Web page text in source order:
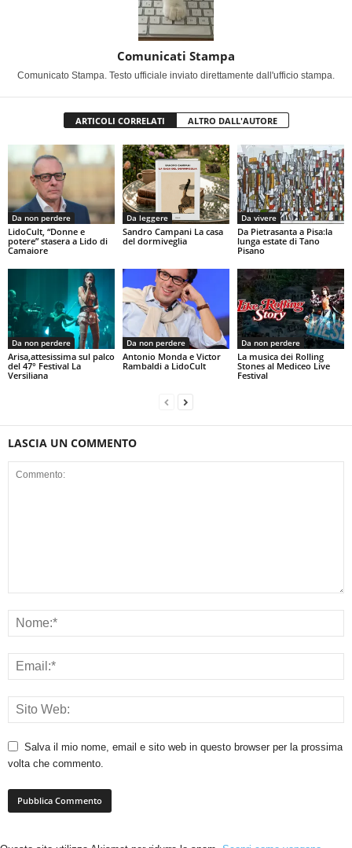
Comunicati Stampa
Comunicato Stampa. Testo ufficiale inviato direttamente dall'ufficio stampa.
ARTICOLI CORRELATI ALTRO DALL'AUTORE
Da non perdere
LidoCult, “Donne e
potere” stasera a Lido di
Camaiore
Da leggere
Sandro Campani La casa
del dormiveglia
Da vivere
Da Pietrasanta a Pisa:la
lunga estate di Tano
Pisano
Da non perdere
Arisa,attesissima sul palco
del 47° Festival La
Versiliana
Da non perdere
Antonio Monda e Victor
Rambaldi a LidoCult
Da non perdere
La musica dei Rolling
Stones al Mediceo Live
Festival
LASCIA UN COMMENTO
Salva il mio nome, email e sito web in questo browser per la prossima
volta che commento.